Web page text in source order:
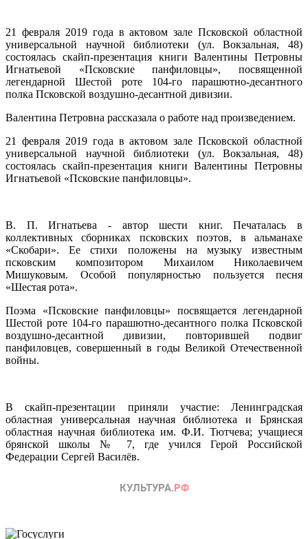
21 февраля 2019 года в актовом зале Псковской областной
универсальной научной библиотеки (ул. Вокзальная, 48)
состоялась скайп-презентация книги Валентины Петровны
Игнатьевой «Псковские панфиловцы», посвященной
легендарной Шестой роте 104-го парашютно-десантного
полка Псковской воздушно-десантной дивизии.
Валентина Петровна рассказала о работе над произведением.
21 февраля 2019 года в актовом зале Псковской областной
универсальной научной библиотеки (ул. Вокзальная, 48)
состоялась скайп-презентация книги Валентины Петровны
Игнатьевой «Псковские панфиловцы».
В. П. Игнатьева - автор шести книг. Печаталась в
коллективных сборниках псковских поэтов, в альманахе
«Скобари». Ее стихи положены на музыку известным
псковским композитором Михаилом Николаевичем
Мишуковым. Особой популярностью пользуется песня
«Шестая рота».
Поэма «Псковские панфиловцы» посвящается легендарной
Шестой роте 104-го парашютно-десантного полка Псковской
воздушно-десантной дивизии, повторившей подвиг
панфиловцев, совершенный в годы Великой Отечественной
войны.
В скайп-презентации приняли участие: Ленинградская
областная универсальная научная библиотека и Брянская
областная научная библиотека им. Ф.И. Тютчева; учащиеся
брянской школы № 7, где учился Герой Российской
Федерации Сергей Василёв.